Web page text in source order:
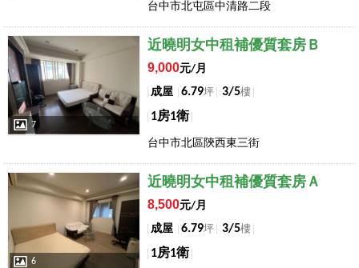
台中市北屯區中清路二段
店長推薦
7
近曉明女中租補優質套房Ｂ
9,000元/月
成屋
6.79坪 3/5樓
1房1衛
台中市北區陝西東三街
店長推薦
6
近曉明女中租補優質套房Ａ
8,500元/月
成屋
6.79坪 3/5樓
1房1衛